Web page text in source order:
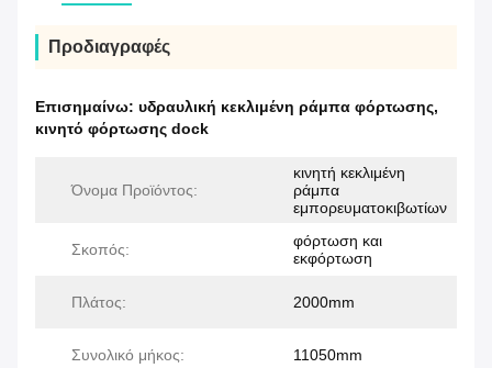
Προδιαγραφές
Επισημαίνω: υδραυλική κεκλιμένη ράμπα φόρτωσης,
κινητό φόρτωσης dock
Όνομα Προϊόντος:
κινητή κεκλιμένη
ράμπα
εμπορευματοκιβωτίων
Σκοπός:
φόρτωση και
εκφόρτωση
Πλάτος: 2000mm
Συνολικό μήκος: 11050mm